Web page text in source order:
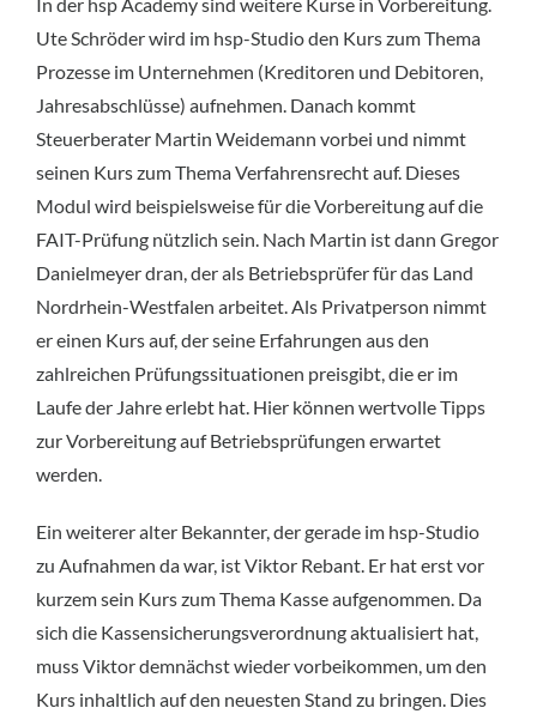
Ute Schröder wird im hsp-Studio den Kurs zum Thema
Prozesse im Unternehmen (Kreditoren und Debitoren,
Jahresabschlüsse) aufnehmen. Danach kommt
Steuerberater Martin Weidemann vorbei und nimmt
seinen Kurs zum Thema Verfahrensrecht auf. Dieses
Modul wird beispielsweise für die Vorbereitung auf die
FAIT-Prüfung nützlich sein. Nach Martin ist dann Gregor
Danielmeyer dran, der als Betriebsprüfer für das Land
Nordrhein-Westfalen arbeitet. Als Privatperson nimmt
er einen Kurs auf, der seine Erfahrungen aus den
zahlreichen Prüfungssituationen preisgibt, die er im
Laufe der Jahre erlebt hat. Hier können wertvolle Tipps
zur Vorbereitung auf Betriebsprüfungen erwartet
werden.
Ein weiterer alter Bekannter, der gerade im hsp-Studio
zu Aufnahmen da war, ist Viktor Rebant. Er hat erst vor
kurzem sein Kurs zum Thema Kasse aufgenommen. Da
sich die Kassensicherungsverordnung aktualisiert hat,
muss Viktor demnächst wieder vorbeikommen, um den
Kurs inhaltlich auf den neuesten Stand zu bringen. Dies